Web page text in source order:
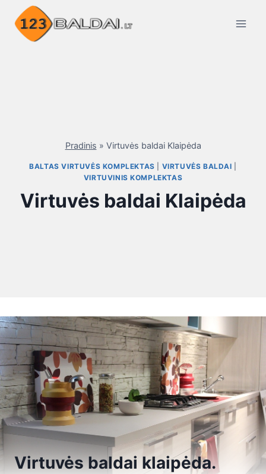
content
Pradinis » Virtuvės baldai Klaipėda
BALTAS VIRTUVĖS KOMPLEKTAS VIRTUVĖS BALDAI
VIRTUVINIS KOMPLEKTAS
Virtuvės baldai Klaipėda
Virtuvės baldai klaipėda.